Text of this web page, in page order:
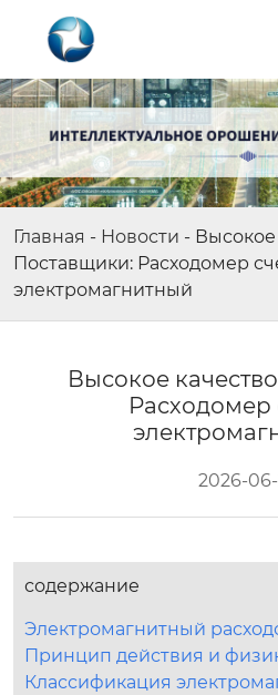
Главная - Новости - Высокое
Поставщики: Расходомер
электромагнитный
Высокое
Расходомер
2026-
содержание
Электромагнитный
Принцип действия и
Классификация